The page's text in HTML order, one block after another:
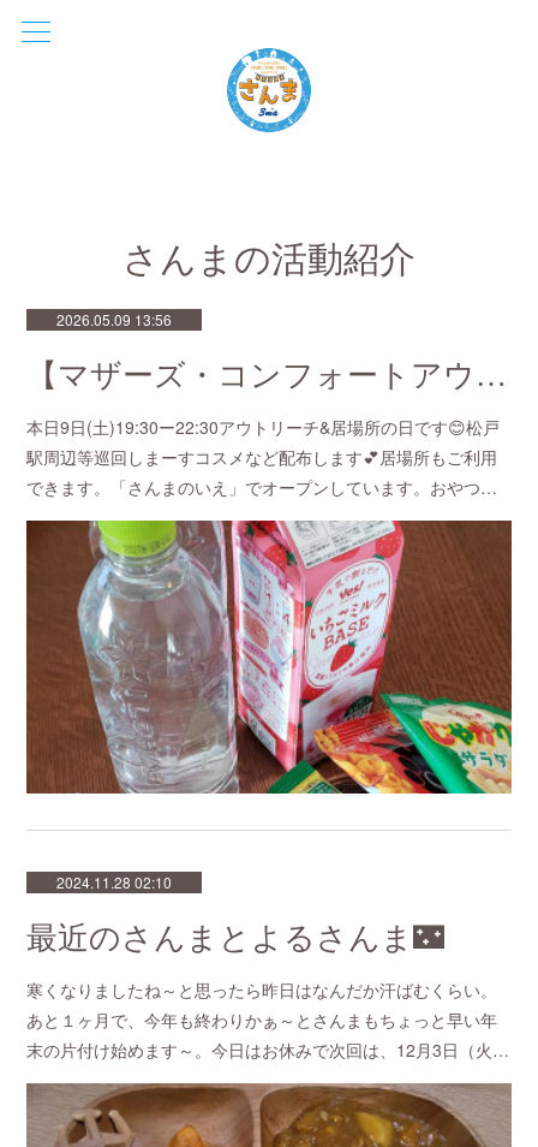
さんまの活動紹介
2026.05.09 13:56
【マザーズ・コンフォートアウトリーチ💕in松戸】
本日9日(土)19:30ー22:30アウトリーチ&居場所の日です😊松戸
駅周辺等巡回しまーすコスメなど配布します💕居場所もご利用
できます。「さんまのいえ」でオープンしています。おやつ…
2024.11.28 02:10
最近のさんまとよるさんま🌃
寒くなりましたね～と思ったら昨日はなんだか汗ばむくらい。
あと１ヶ月で、今年も終わりかぁ～とさんまもちょっと早い年
末の片付け始めます～。今日はお休みで次回は、12月3日（火…